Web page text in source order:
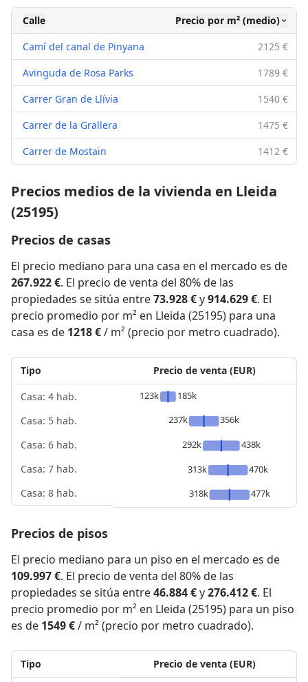
Calle
Precio por m² (medio)
Camí del canal de Pinyana
2125 €
Avinguda de Rosa Parks
1789 €
Carrer Gran de Llívia
1540 €
Carrer de la Grallera
1475 €
Carrer de Mostain
1412 €
Precios medios de la vivienda en Lleida
(25195)
Precios de casas
El precio mediano para una casa en el mercado es de
267.922 €. El precio de venta del 80% de las
propiedades se sitúa entre73.928 €y914.629 €. El
precio promedio por m² en Lleida (25195) para una
casa es de 1218 €/ m² (precio por metro cuadrado).
Tipo
Casa: 4 hab.
Casa: 5 hab.
Casa: 6 hab.
Casa: 7 hab.
Casa: 8 hab.
Precio de venta (EUR)
123k
185k
237k
356k
292k
438k
313k
470k
318k
477k
Precios de pisos
El precio mediano para un piso en el mercado es de
109.997 €. El precio de venta del 80% de las
propiedades se sitúa entre46.884 €y276.412 €. El
precio promedio por m² en Lleida (25195) para un piso
es de 1549 €/ m² (precio por metro cuadrado).
Tipo
Precio de venta (EUR)